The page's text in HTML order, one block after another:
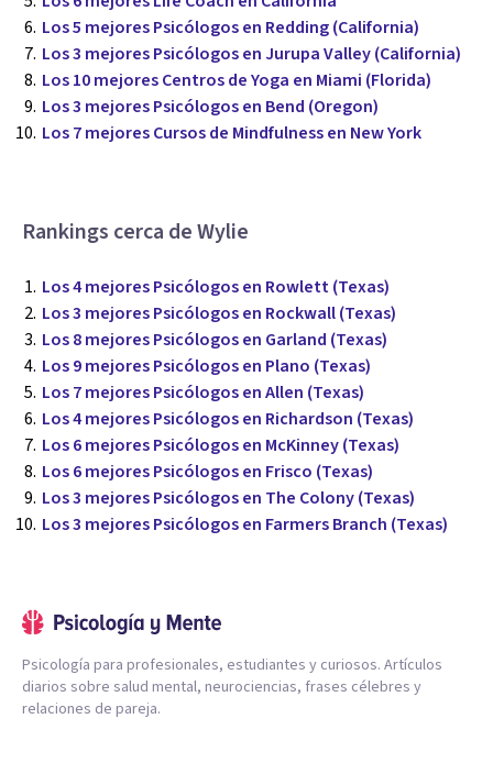
Los 5 mejores Psicólogos en Redding (California)
Los 3 mejores Psicólogos en Jurupa Valley (California)
Los 10 mejores Centros de Yoga en Miami (Florida)
Los 3 mejores Psicólogos en Bend (Oregon)
Los 7 mejores Cursos de Mindfulness en New York
Rankings cerca de Wylie
Los 4 mejores Psicólogos en Rowlett (Texas)
Los 3 mejores Psicólogos en Rockwall (Texas)
Los 8 mejores Psicólogos en Garland (Texas)
Los 9 mejores Psicólogos en Plano (Texas)
Los 7 mejores Psicólogos en Allen (Texas)
Los 4 mejores Psicólogos en Richardson (Texas)
Los 6 mejores Psicólogos en McKinney (Texas)
Los 6 mejores Psicólogos en Frisco (Texas)
Los 3 mejores Psicólogos en The Colony (Texas)
Los 3 mejores Psicólogos en Farmers Branch (Texas)
Psicología para profesionales, estudiantes y curiosos. Artículos
diarios sobre salud mental, neurociencias, frases célebres y
relaciones de pareja.